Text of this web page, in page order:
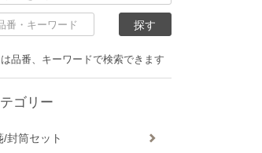
品番、キーワードで検索できます
ゴリー
/封筒セット